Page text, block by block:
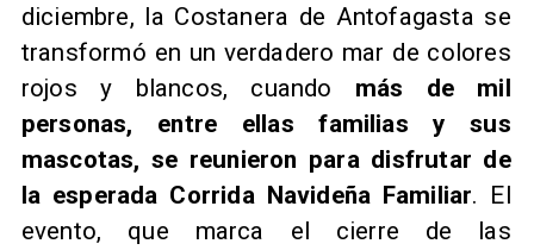
diciembre, la Costanera de Antofagasta se
transformó en un verdadero mar de colores
rojos y blancos, cuando más de mil
personas, entre ellas familias y sus
mascotas, se reunieron para disfrutar de
la esperada Corrida Navideña Familiar. El
evento, que marca el cierre de las